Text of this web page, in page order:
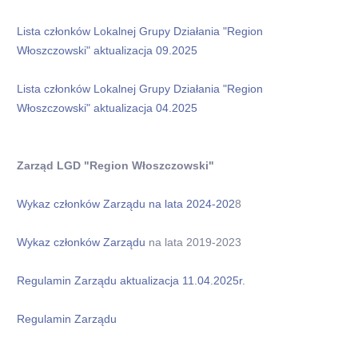
Lista członków Lokalnej Grupy Działania "Region
Włoszczowski" aktualizacja 09.2025
Lista członków Lokalnej Grupy Działania "Region
Włoszczowski" aktualizacja 04.2025
Zarząd LGD "Region Włoszczowski"
Wykaz członków Zarządu na lata 2024-2028
Wykaz członków Zarządu na lata 2019-2023
Regulamin Zarządu aktualizacja 11.04.2025r.
Regulamin Zarządu